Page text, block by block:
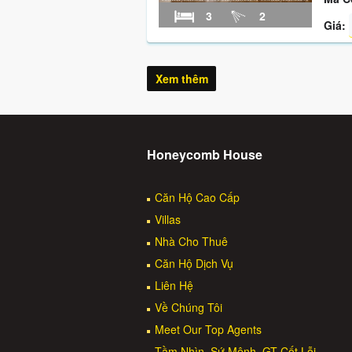
3 2
Giá:
Xem thêm
Honeycomb House
Căn Hộ Cao Cấp
Villas
Nhà Cho Thuê
Căn Hộ Dịch Vụ
Liên Hệ
Về Chúng Tôi
Meet Our Top Agents